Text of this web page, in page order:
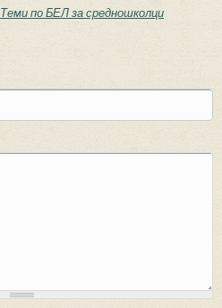
Теми по БЕЛ за средношколци